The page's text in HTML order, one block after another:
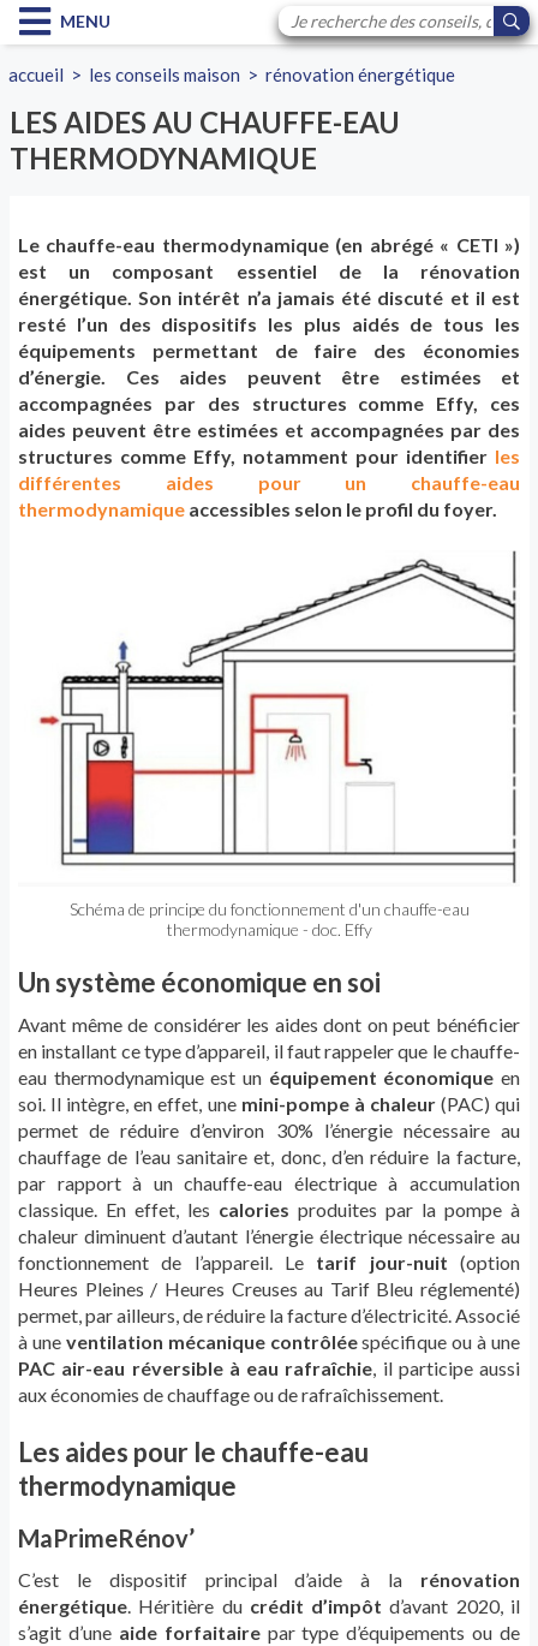
MENU
accueil > les conseils maison >rénovation énergétique
LES AIDES AU CHAUFFE-EAU
THERMODYNAMIQUE
Le chauffe-eau thermodynamique (en abrégé « CETI »)
est un composant essentiel de la rénovation
énergétique. Son intérêt n’a jamais été discuté et il est
resté l’un des dispositifs les plus aidés de tous les
équipements permettant de faire des économies
d’énergie. Ces aides peuvent être estimées et
accompagnées par des structures comme Effy, ces
aides peuvent être estimées et accompagnées par des
structures comme Effy, notamment pour identifier les
différentes aides pour un chauffe-eau
thermodynamique accessibles selon le profil du foyer.
Schéma de principe du fonctionnement d'un chauffe-eau
thermodynamique - doc. Effy
Un système économique en soi
Avant même de considérer les aides dont on peut bénéficier
en installant ce type d’appareil, il faut rappeler que le chauffe-
eau thermodynamique est un équipement économique en
soi. Il intègre, en effet, une mini-pompe à chaleur(PAC) qui
permet de réduire d’environ 30% l’énergie nécessaire au
chauffage de l’eau sanitaire et, donc, d’en réduire la facture,
par rapport à un chauffe-eau électrique à accumulation
classique. En effet, les calories produites par la pompe à
chaleur diminuent d’autant l’énergie électrique nécessaire au
fonctionnement de l’appareil. Le tarif jour-nuit (option
Heures Pleines / Heures Creuses au Tarif Bleu réglementé)
permet, par ailleurs, de réduire la facture d’électricité. Associé
à une ventilation mécanique contrôléespécifique ou à une
PAC air-eau réversible à eau rafraîchie, il participe aussi
aux économies de chauffage ou de rafraîchissement.
Les aides pour le chauffe-eau
thermodynamique
MaPrimeRénov’
C’est le dispositif principal d’aide à la rénovation
énergétique. Héritière du crédit d’impôt d’avant 2020, il
s’agit d’une aide forfaitairepar type d’équipements ou de